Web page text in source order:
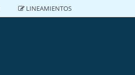
LINEAMIENTOS